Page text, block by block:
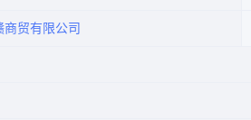
商贸有限公司